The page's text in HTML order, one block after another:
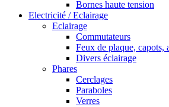
Bornes haute tension
Electricité / Eclairage
Eclairage
Commutateurs
Feux de plaque, capots,
Divers éclairage
Phares
Cerclages
Paraboles
Verres